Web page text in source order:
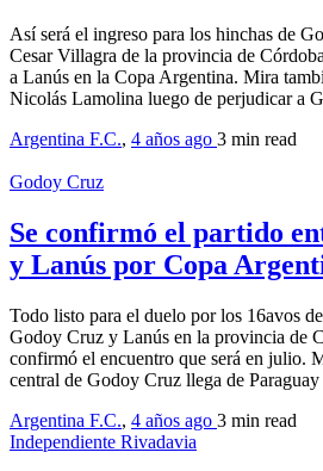
Así será el ingreso para los hinchas de
Cesar Villagra de la provincia de
a Lanús en la Copa Argentina. Mira
Nicolás Lamolina luego de perjudicar a
Argentina F.C., 4 años ago 3 min read
Godoy Cruz
Se confirmó el partido
y Lanús por Copa
Todo listo para el duelo por los 16avos
Godoy Cruz y Lanús en la provincia de
confirmó el encuentro que será en julio.
central de Godoy Cruz llega de
Argentina F.C., 4 años ago 3 min read
Independiente Rivadavia